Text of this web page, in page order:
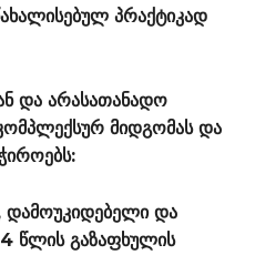
პრაქტიკად
და არასათანადო
მიდგომას და
და
წლის გაზაფხულის